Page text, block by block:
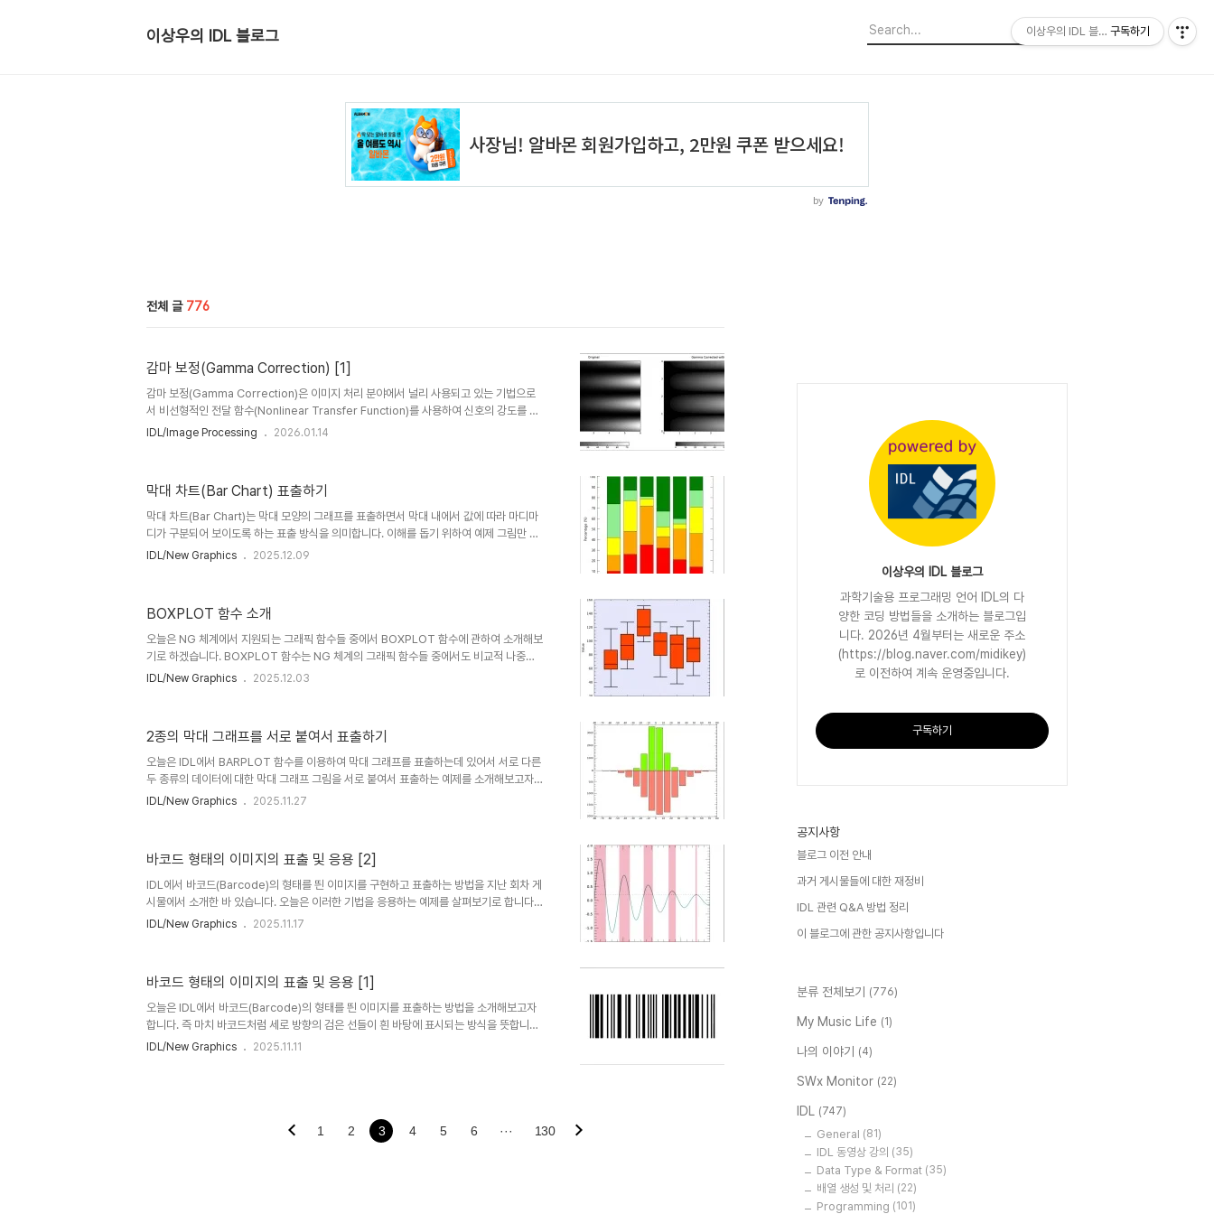
이상우의 IDL 블로그
전체 글 776
감마 보정(Gamma Correction) [1]
감마 보정(Gamma Correction)은 이미지 처리 분야에서 널리 사용되고 있는 기법으로
서 비선형적인 전달 함수(Nonlinear Transfer Function)를 사용하여 신호의 강도를 변
형시키는 작업을 의미합니다. 이 기법에서 사용되는 비선형 전달 함수의 형태는 다음과 같
(Histogram Equalization) 기법과 유사한 맥락일 수도 있지만, 감마 보정 기법의 경우는
전달 함수의 형태를 다양하게 변형시켜서 ..
IDL/Image Processing 2026.01.14
막대 차트(Bar Chart) 표출하기
막대 차트(Bar Chart)는 막대 모양의 그래프를 표출하면서 막대 내에서 값에 따라 마디마
디가 구분되어 보이도록 하는 표출 방식을 의미합니다. 이해를 돕기 위하여 예제 그림만 먼
저 본다면 다음과 같습니다. 이 그림에서는 어떤 설문 조사를 6개의 집단들을 대상으로 실
정의해봅시다. 그 과정은 다음과 같습니다. cats = ['very bad', 'bad', 'not bad',
'good', 'very good'] colors = ['..
IDL/New Graphics 2025.12.09
BOXPLOT 함수 소개
오늘은 NG 체계에서 지원되는 그래픽 함수들 중에서 BOXPLOT 함수에 관하여 소개해보
기로 하겠습니다. BOXPLOT 함수는 NG 체계의 그래픽 함수들 중에서도 비교적 나중에
도입된 경우에 속하며 IDL 8.2.2 버전에서부터 지원되기 시작하였습니다. IDL에서 이 함
분위값(75% Quartile), 최대값(Maximum) 등의 5종의 통계값들을 박스 및 에러바(box
and error bar)의 형태로 나타내는 ..
IDL/New Graphics 2025.12.03
2종의 막대 그래프를 서로 붙여서 표출하기
오늘은 IDL에서 BARPLOT 함수를 이용하여 막대 그래프를 표출하는데 있어서 서로 다른
두 종류의 데이터에 대한 막대 그래프 그림을 서로 붙여서 표출하는 예제를 소개해보고자
합니다. 먼저 이를 위하여 필요한 두 종류의 예제 데이터를 다음과 같이 생성해봅시다. n =
및 20인 데이터입니다. 그리고 각 데이터에 대한 분포 자료를 얻기 위하여 HISTOGRAM
함수를 다음과 같이 사용합니다. bs..
IDL/New Graphics 2025.11.27
바코드 형태의 이미지의 표출 및 응용 [2]
IDL에서 바코드(Barcode)의 형태를 띈 이미지를 구현하고 표출하는 방법을 지난 회차 게
시물에서 소개한 바 있습니다. 오늘은 이러한 기법을 응용하는 예제를 살펴보기로 합니다.
먼저 다음과 같이 1차원적인 패턴의 데이터를 가정하고 기본적인 표출까지 진행해봅시다.
FONT_SIZE=11, MARGIN=[0.1, 0.1, 0.1, 0.2], /CURRENT) 여기서는 감쇄형..
IDL/New Graphics 2025.11.17
바코드 형태의 이미지의 표출 및 응용 [1]
오늘은 IDL에서 바코드(Barcode)의 형태를 띈 이미지를 표출하는 방법을 소개해보고자
합니다. 즉 마치 바코드처럼 세로 방향의 검은 선들이 흰 바탕에 표시되는 방식을 뜻합니다.
다만 오늘 해보고자 하는 것은 바코드의 모습을 띈 이미지를 표출하는 것일 뿐이고 바코드
IDL/New Graphics 2025.11.11
1 2 3 4 5 6 ··· 130
이상우의 IDL 블로그
과학기술용 프로그래밍 언어 IDL의 다
양한 코딩 방법들을 소개하는 블로그입
니다. 2026년 4월부터는 새로운 주소
(https://blog.naver.com/midikey)
로 이전하여 계속 운영중입니다.
구독하기
공지사항
블로그 이전 안내
과거 게시물들에 대한 재정비
IDL 관련 Q&A 방법 정리
이 블로그에 관한 공지사항입니다
분류 전체보기 (776)
My Music Life (1)
나의 이야기 (4)
SWx Monitor (22)
IDL (747)
General (81)
IDL 동영상 강의 (35)
Data Type & Format (35)
배열 생성 및 처리 (22)
Programming (101)
이상우의 IDL 블로그구독하기